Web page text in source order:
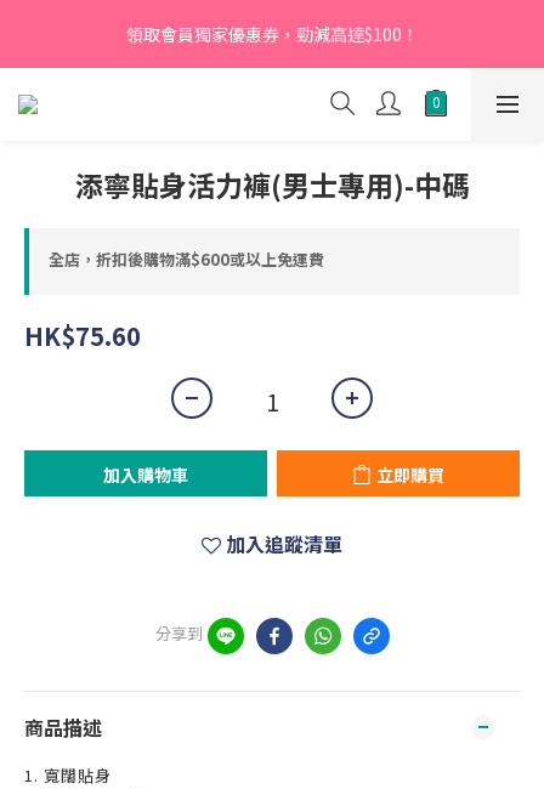
【新會員】即日起至2026月12月31日，首次下單輸入優惠碼
「NEW95」即可享95折
領取會員獨家優惠券，勁減高達$100！
【新會員】即日起至2026月12月31日，首次下單輸入優惠碼
「NEW95」即可享95折
添寧貼身活力褲(男士專用)-中碼
全店，折扣後購物滿$600或以上免運費
HK$75.60
加入購物車 立即購買
加入追蹤清單
分享到
商品描述
1. 寬闊貼身